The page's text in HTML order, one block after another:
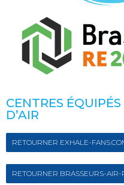
CENTRES
D’AIR
RETOURNER EXHALE-
RETOURNER BRASSEURS-AIR-